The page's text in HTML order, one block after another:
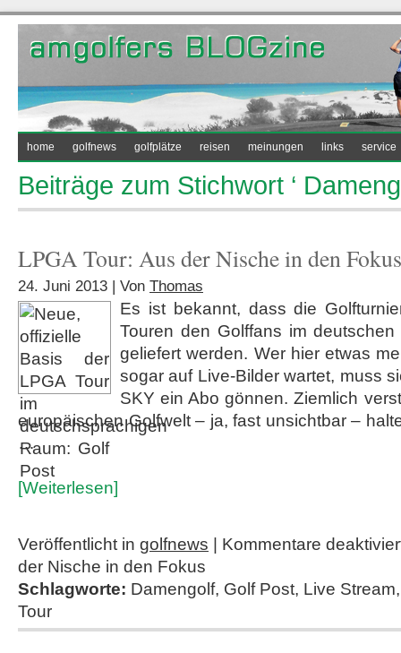
home golfnews golfplätze reisen meinungen links service
Beiträge zum Stichwort ‘
LPGA Tour: Aus der Nische in den Fokus
24. Juni 2013 | Von Thomas
Es ist bekannt, dass die
Touren den Golffans im
geliefert werden. Wer hier etwas
sogar auf Live-Bilder wartet, muss
SKY ein Abo gönnen. Ziemlich
europäischen Golfwelt – ja, fast unsichtbar –
…
[Weiterlesen]
Veröffentlicht in golfnews
Kommentare
der Nische in den Fokus
Schlagworte: Damengolf, Golf Post, Live Stream
Tour